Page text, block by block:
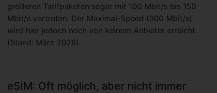
größeren Tarifpaketen sogar mit 100 Mbit/s bis 150
Mbit/s vertreten. Der Maximal-Speed (300 Mbit/s)
wird hier jedoch noch von keinem Anbieter erreicht
(Stand: März 2026).
eSIM: Oft möglich, aber nicht immer